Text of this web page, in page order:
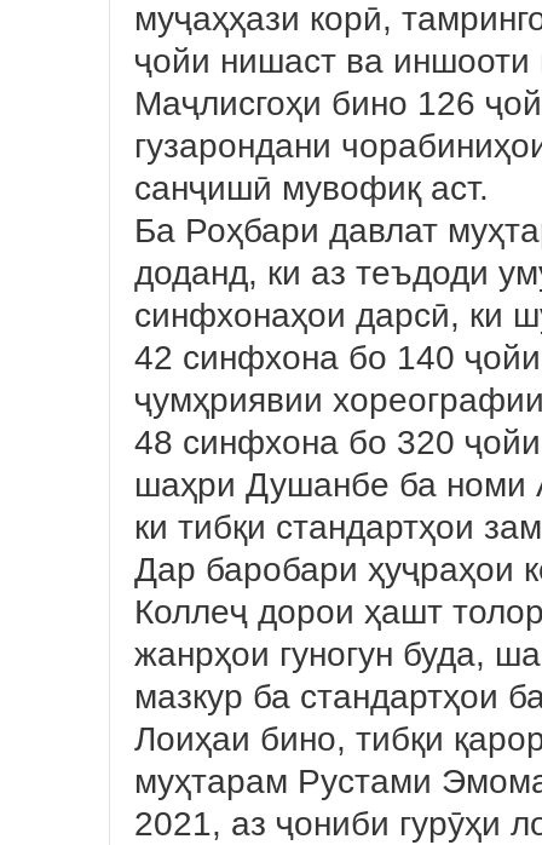
муҷаҳҳази корӣ,
ҷойи нишаст ва
Маҷлисгоҳи бино 126
гузарондани
санҷишӣ мувофиқ аст.
Ба Роҳбари давлат
доданд, ки аз теъдоди
синфхонаҳои дарсӣ, ки
42 синфхона бо 140
ҷумҳриявии
48 синфхона бо 320
шаҳри Душанбе ба номи
ки тибқи стандартҳои
Дар баробари ҳуҷраҳои
Коллеҷ дорои ҳашт
жанрҳои гуногун буда,
мазкур ба стандартҳои
Лоиҳаи бино, тибқи
муҳтарам Рустами
2021, аз ҷониби гурӯҳи